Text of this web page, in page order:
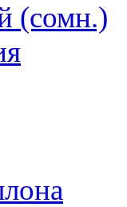
(сомн.)